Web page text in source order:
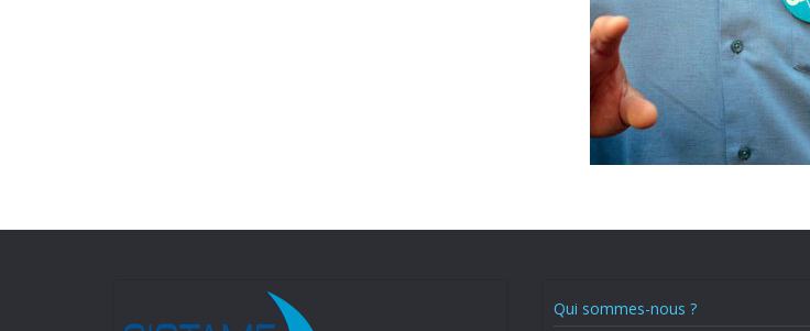
Qui sommes-nous ?